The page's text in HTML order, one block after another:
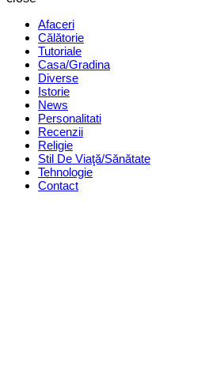
Afaceri
Călătorie
Tutoriale
Casa/Gradina
Diverse
Istorie
News
Personalitati
Recenzii
Religie
Stil De Viaţă/Sănătate
Tehnologie
Contact